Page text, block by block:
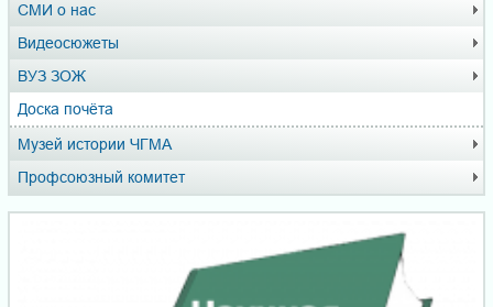
СМИ о нас
Видеосюжеты
ВУЗ ЗОЖ
Доска почёта
Музей истории ЧГМА
Профсоюзный комитет